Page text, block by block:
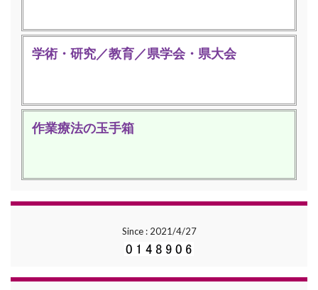
学術・研究／教育／県学会・県大会
作業療法の玉手箱
Since : 2021/4/27